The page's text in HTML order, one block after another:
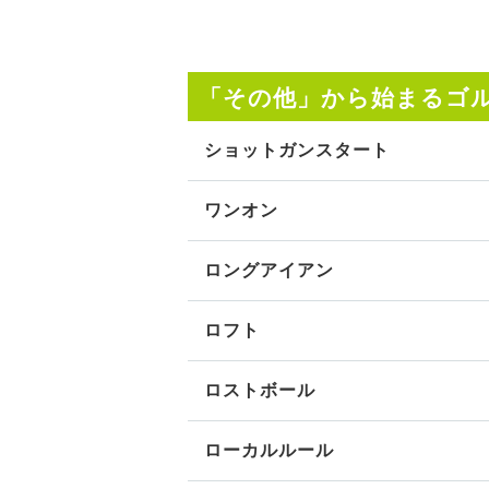
「その他」から始まるゴ
ショットガンスタート
ワンオン
ロングアイアン
ロフト
ロストボール
ローカルルール